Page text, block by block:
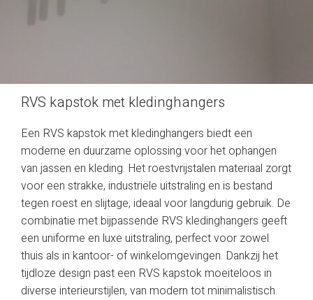
RVS kapstok met kledinghangers
Een RVS kapstok met kledinghangers biedt een
moderne en duurzame oplossing voor het ophangen
van jassen en kleding. Het roestvrijstalen materiaal zorgt
voor een strakke, industriële uitstraling en is bestand
tegen roest en slijtage, ideaal voor langdurig gebruik. De
combinatie met bijpassende RVS kledinghangers geeft
een uniforme en luxe uitstraling, perfect voor zowel
thuis als in kantoor- of winkelomgevingen. Dankzij het
tijdloze design past een RVS kapstok moeiteloos in
diverse interieurstijlen, van modern tot minimalistisch.